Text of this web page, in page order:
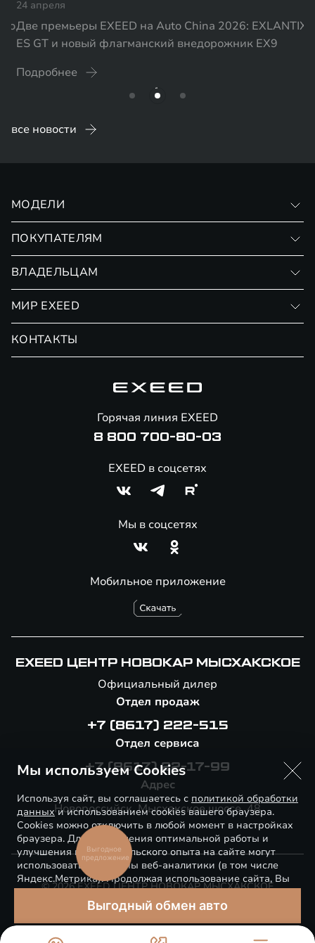
Две премьеры EXEED на Auto China 2026: EXLANTIX
ES GT и новый флагманский внедорожник EX9
все новости
МОДЕЛИ
ПОКУПАТЕЛЯМ
Страхование
ВЛАДЕЛЬЦАМ
Сервис
Помощь на дорогах
МИР EXEED
КОНТАКТЫ
Мобильное приложение
Горячая линия EXEED
8 800 700-80-03
EXEED в соцсетях
Мы в соцсетях
EXEED ЦЕНТР НОВОКАР МЫСХАКСКОЕ
Официальный дилер
Отдел продаж
+7 (8617) 222-515
Отдел сервиса
+7 (8617) 22-17-99
Адрес
Новороссийск, Мысхакское шоссе, 48
© 2026 EXEED ЦЕНТР НОВОКАР МЫСХАКСКОЕ
Правовая информация
Мы используем Cookies
Используя сайт, вы соглашаетесь с политикой обработки
данныхи использованием cookies вашего браузера.
Cookies можно отключить в любой момент в настройках
браузера. Для обеспечения оптимальной работы и
улучшения пользовательского опыта на сайте могут
использоваться системы веб-аналитики (в том числе
Яндекс.Метрика). Продолжая использование сайта, Вы
соглашаетесь с применением указанных технологий и
размещением cookie-файлов.
Выгодное
предложение
Выгодный обмен авто